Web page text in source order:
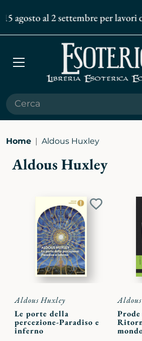
agosto al 2 settembre per
Apri
Home Aldous Huxley
Aldous Huxley
Aggiungi
Aldous Huxley
Le porte della
percezione-Paradiso e
inferno